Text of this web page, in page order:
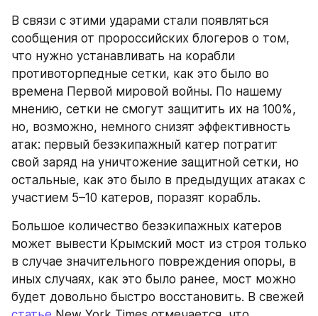
В связи с этими ударами стали появляться
сообщения от пророссийских блогеров о том,
что нужно устанавливать на корабли
противоторпедные сетки, как это было во
времена Первой мировой войны. По нашему
мнению, сетки не смогут защитить их на 100%,
но, возможно, немного снизят эффективность
атак: первый безэкипажный катер потратит
свой заряд на уничтожение защитной сетки, но
остальные, как это было в предыдущих атаках с
участием 5–10 катеров, поразят корабль.
Большое количество безэкипажных катеров
может вывести Крымский мост из строя только
в случае значительного повреждения опоры, в
иных случаях, как это было ранее, мост можно